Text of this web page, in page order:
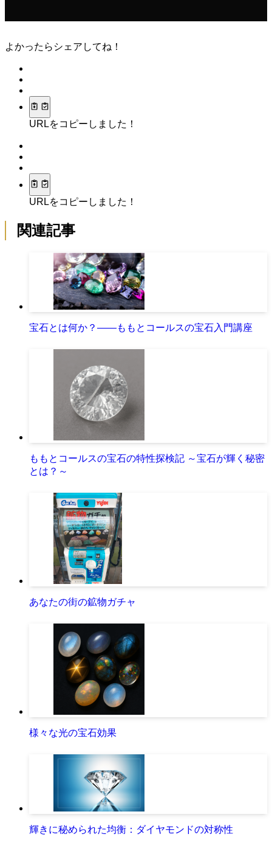
よかったらシェアしてね！
URLをコピーしました！
URLをコピーしました！
関連記事
宝石とは何か？――ももとコールスの宝石入門講座
ももとコールスの宝石の特性探検記 ～宝石が輝く秘密
とは？～
あなたの街の鉱物ガチャ
様々な光の宝石効果
輝きに秘められた均衡：ダイヤモンドの対称性